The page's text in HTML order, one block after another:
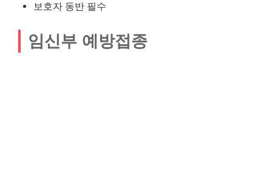
보호자 동반 필수
임신부 예방접종